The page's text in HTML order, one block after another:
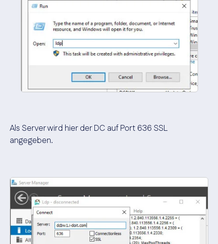
Als Server wird hier der DC auf Port 636 SSL
angegeben.